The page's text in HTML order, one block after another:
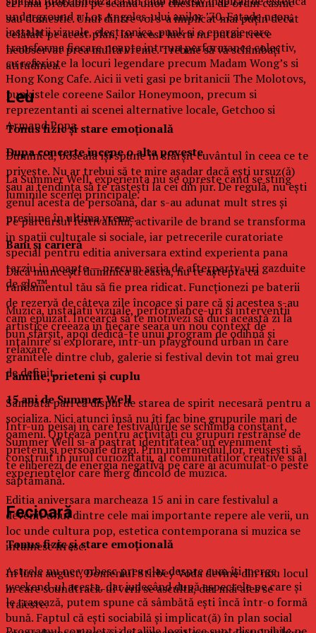
sau domestic. Unul dintre voi s-a implicat mai puţin decât
celălalt pe acest plan, iar acest lucru nu putea trece
neobservat prea multă vreme. Trebuie să vă schimbaţi
atitudinea.
Leu
Tonus fizic şi stare emoţională
Duminică, boseala îşi spune în sfârşit cuvântul în ceea ce te
priveşte. Nu ar trebui să te mire aşadar dacă eşti ursuz(ă)
sau ai tendinţa să te răsteşti la cei din jur. De regulă, nu eşti
genul acesta de persoană, dar s-au adunat mult stres şi
presiune în ultima vreme.
Bani şi carieră
Dacă munceşti duminica aceasta, nu te aştepta ca
randamentul tău să fie prea ridicat. Funcţionezi pe baterii
de rezervă de câteva zile încoace şi pare că şi acestea s-au
cam epuizat. Încearcă să te motivezi să duci această zi la
bun sfârşit, apoi dedică-te unui program de odihnă şi
relaxare.
Familie, prieteni şi cuplu
Sâmbătă pari că dispui de starea de spirit necesară pentru a
socializa. Nici atunci însă nu îţi fac bine grupurile mari de
oameni. Optează pentru activităţi cu grupuri restrânse de
prieteni şi persoane dragi. Prin intermediul lor, reuşeşti să
te eliberezi de energia negativă pe care ai acumulat-o peste
săptămână.
Fecioară
Tonus fizic şi stare emoţională
Astrele nu ne vorbesc prea clar despre cum îţi merge
weekend-ul acesta, dar judecând după aspectele pe care şi
le trasează, putem spune că sâmbătă eşti încă într-o formă
bună. Faptul că eşti sociabilă şi implicat(ă) în plan social
underground a Los Angeles-ului anilor ’70. Fatade neon,
instalatii vizuale, electronica, punk si o energie care
transforma fiecare noapte intr-un performance colectiv,
cu referinte la locuri legendare precum Madam Wong’s si
Hong Kong Cafe. Aici ii veti gasi pe britanicii The Molotovs,
punkistele coreene Sailor Honeymoon, precum si
reprezentanti ai scenei alternative locale, Getchoo si
Armand Popa.
Dupa concerte incepe o alta poveste
La Summer Well, experienta nu se opreste cand se sting
luminile scenei principale.
Pe parcursul festivalului, activarile de brand se transforma
in spatii culturale si sociale, iar petrecerile curatoriate
special pentru editia aniversara extind experienta pana
tarziu in noapte — precum seria de afterparty-uri gazduite
de glo™.
Muzica, instalatii vizuale, performance-uri si interventii
artistice creeaza in fiecare seara un nou context de
intalnire si explorare, intr-un playground urban in care
granitele dintre club, galerie si festival devin tot mai greu
de definit.
15 ani de Summer Well
Intr-un peisaj in care festivalurile se schimba constant,
Summer Well si-a pastrat identitatea: un eveniment
construit in jurul curiozitatii, al comunitatilor creative si al
experientelor care merg dincolo de muzica.
Editia aniversara marcheaza 15 ani in care festivalul a
devenit unul dintre cele mai importante repere ale verii, un
loc unde cultura pop, estetica contemporana si muzica se
intalnesc firesc.
In luna august, Domeniul Stirbey Voda devine din nou locul
in care soundtrack-ul verii se asculta, dar mai ales se
traieste.